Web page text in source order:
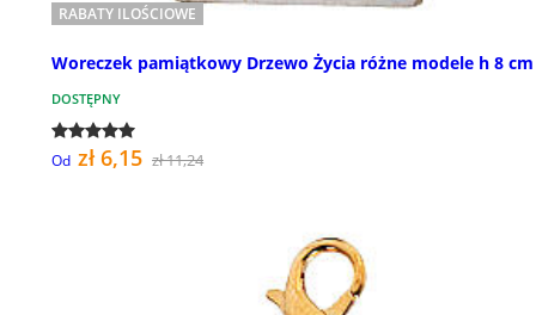
RABATY ILOŚCIOWE
Woreczek pamiątkowy Drzewo Życia różne modele h 8 cm
DOSTĘPNY
Od zł 6,15 zł 11,24